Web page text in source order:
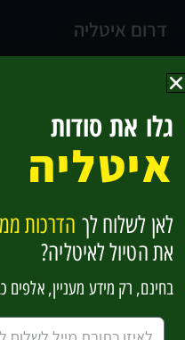
דרום איטליה
נאפולי
קמפניה וחוף אמלפי
החוף האדריאטי
בזיליקטה וקלבריה
סיציליה
להפוך
גלו את סודות
איטליה
לאן לשלוח לך הדרכות
את הטיול לאיטליה?
בחינם, רק מידע מעניין, אלפים